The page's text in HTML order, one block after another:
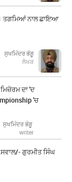
ਤਗਮਿਆਂ ਨਾਲ ਛਾਇਆ
ਸੁਖਮਿੰਦਰ ਭੰਗੂ
ਲੇਖਕ
ਦਾ 'ਦ
'ਚ
ਸੁਖਮਿੰਦਰ ਭੰਗੂ
writer
ਗੁਰਮੀਤ ਸਿੰਘ